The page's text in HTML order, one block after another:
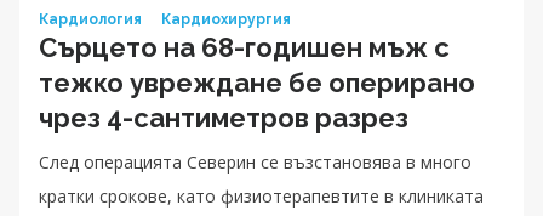
Кардиология Кардиохирургия
Сърцето на 68-годишен мъж с
тежко увреждане бе оперирано
чрез 4-сантиметров разрез
След операцията Северин се възстановява в много
кратки срокове, като физиотерапевтите в клиниката